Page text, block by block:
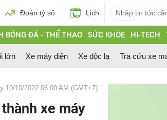
Đoán tỷ số Lịch
BÓNG ĐÁ - THỂ THAO SỨC KHỎE HI-TECH
lớn Xe máy điện Xe độc lạ Tra cứu xe
10/10/2022 06:00 AM (GMT+7)
xe máy